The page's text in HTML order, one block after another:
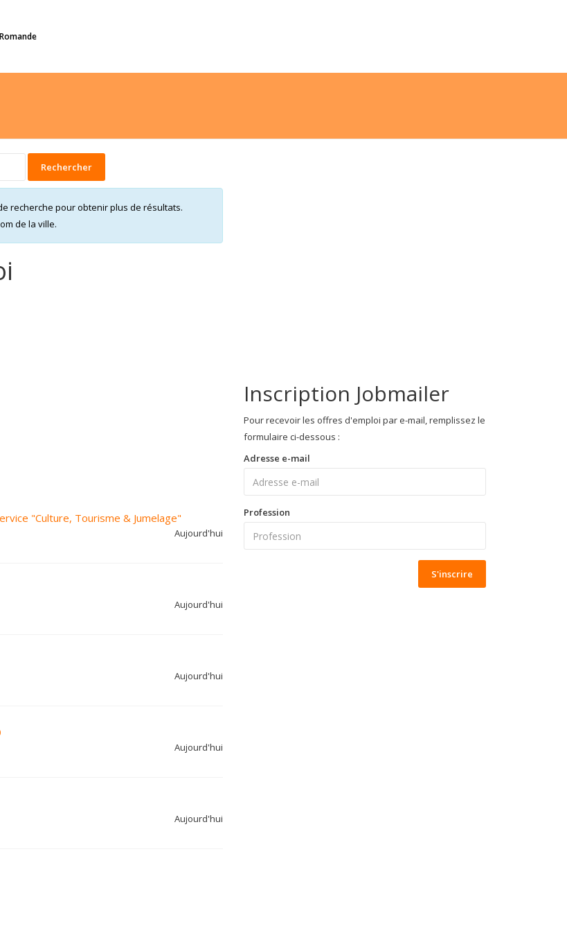
Rechercher
recherche pour obtenir plus de résultats.
de la ville.
"Culture, Tourisme & Jumelage"
Aujourd'hui
Aujourd'hui
Aujourd'hui
Aujourd'hui
Aujourd'hui
Inscription Jobmailer
Pour recevoir les offres d'emploi par e-mail, remplissez le
formulaire ci-dessous :
Adresse e-mail
Profession
S'inscrire